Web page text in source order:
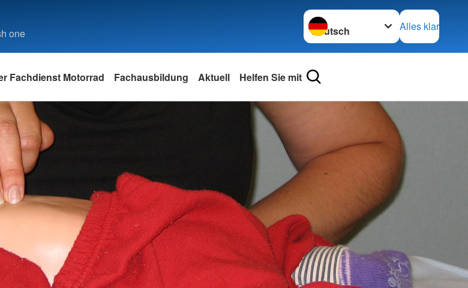
one
Sprache wechseln zu
Alles klar
Fachdienst Motorrad Fachausbildung Aktuell Helfen Sie mit